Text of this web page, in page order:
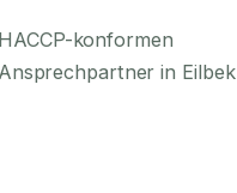
konformen
in Eilbek